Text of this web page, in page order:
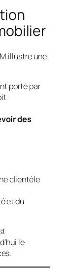
illustre une
porté par
des
clientèle
et du
le